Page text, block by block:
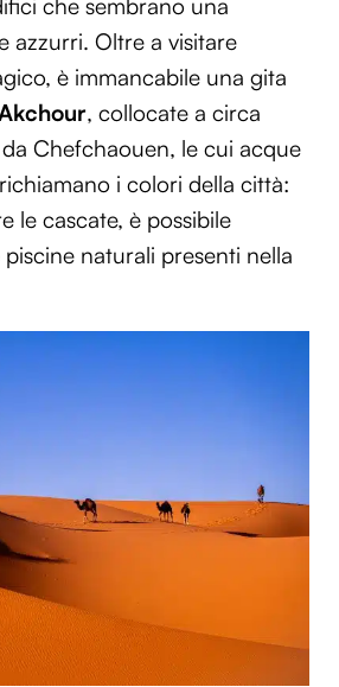
che sembrano una
azzurri. Oltre a visitare
è immancabile una gita
, collocate a circa
da Chefchaouen, le cui acque
i colori della città:
le cascate, è possibile
naturali presenti nella